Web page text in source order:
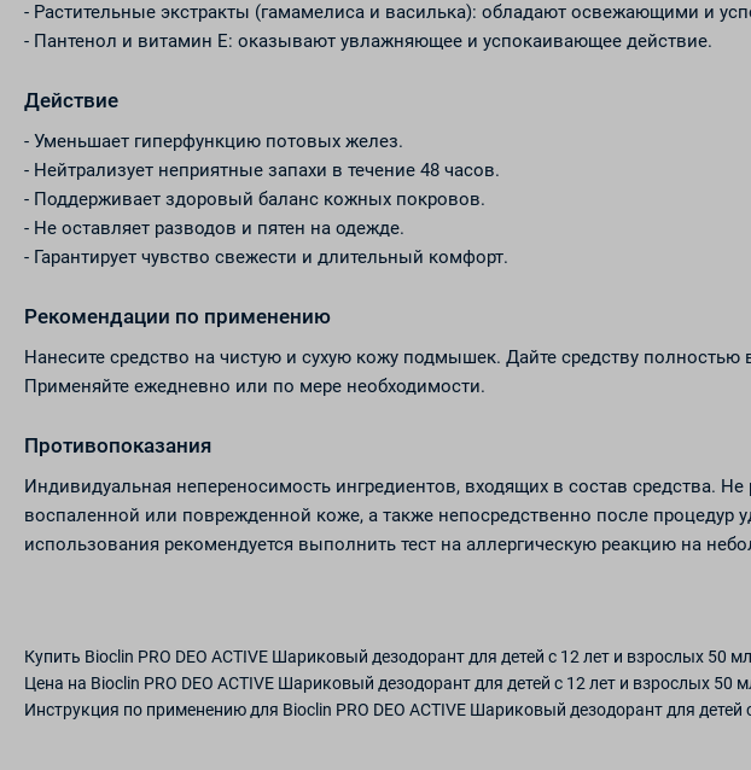
- Растительные экстракты (гамамелиса и василька): обладают освежающими и
- Пантенол и витамин Е: оказывают увлажняющее и успокаивающее действие.
Действие
- Уменьшает гиперфункцию потовых желез.
- Нейтрализует неприятные запахи в течение 48 часов.
- Поддерживает здоровый баланс кожных покровов.
- Не оставляет разводов и пятен на одежде.
- Гарантирует чувство свежести и длительный комфорт.
Рекомендации по применению
Нанесите средство на чистую и сухую кожу подмышек. Дайте средству полностью
Применяйте ежедневно или по мере необходимости.
Противопоказания
Индивидуальная непереносимость ингредиентов, входящих в состав средства.
воспаленной или поврежденной коже, а также непосредственно после процедур
использования рекомендуется выполнить тест на аллергическую реакцию на
Купить Bioclin PRO DEO ACTIVE Шариковый дезодорант для детей с 12 лет и взрослых 50 мл
Цена на Bioclin PRO DEO ACTIVE Шариковый дезодорант для детей с 12 лет и взрослых 50
Инструкция по применению для Bioclin PRO DEO ACTIVE Шариковый дезодорант для детей